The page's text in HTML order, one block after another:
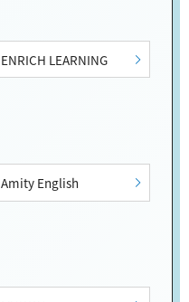
ENRICH LEARNING
Amity English